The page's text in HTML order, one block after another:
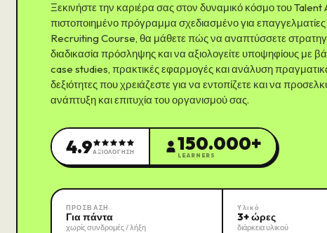
Ξεκινήστε την καριέρα σας στον δυναμικό κόσμο του
πιστοποιημένο πρόγραμμα σχεδιασμένο για
Recruiting Course, θα μάθετε πώς να αναπτύσσετε
διαδικασία πρόσληψης και να αξιολογείτε υποψηφίους με
case studies, πρακτικές εφαρμογές και ανάλυση
δεξιότητες που χρειάζεστε για να εντοπίζετε και να
ανάπτυξη και επιτυχία του οργανισμού σας.
4.9ΑΞΙΟΛΟΓΗΣΗ 150.000+
LEARNERS
ΠΡΟΣΒΑΣΗ
Για πάντα
χωρίς συνδρομές / λήξη
Υλικό
3+ ώρες
διάρκεια υλικού